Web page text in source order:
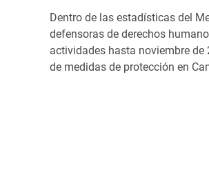
Dentro de las estadísticas del
defensoras de derechos
actividades hasta noviembre
de medidas de protección en